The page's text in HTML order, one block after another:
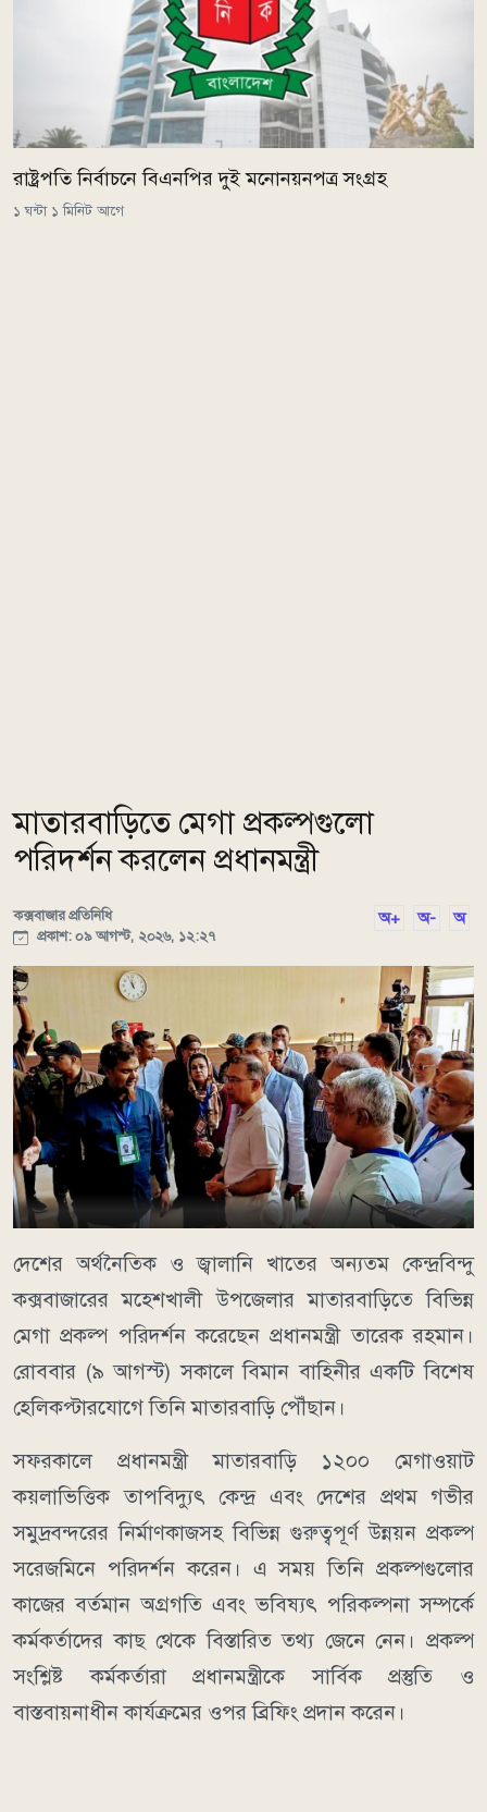
রাষ্ট্রপতি নির্বাচনে বিএনপির দুই মনোনয়নপত্র সংগ্রহ
১ ঘন্টা ১ মিনিট আগে
মাতারবাড়িতে মেগা প্রকল্পগুলো
পরিদর্শন করলেন প্রধানমন্ত্রী
কক্সবাজার প্রতিনিধি
প্রকাশ: ০৯ আগস্ট, ২০২৬, ১২:২৭
অ+ অ- অ
দেশের অর্থনৈতিক ও জ্বালানি খাতের অন্যতম কেন্দ্রবিন্দু
কক্সবাজারের মহেশখালী উপজেলার মাতারবাড়িতে বিভিন্ন
মেগা প্রকল্প পরিদর্শন করেছেন প্রধানমন্ত্রী তারেক রহমান।
রোববার (৯ আগস্ট) সকালে বিমান বাহিনীর একটি বিশেষ
হেলিকপ্টারযোগে তিনি মাতারবাড়ি পৌঁছান।
সফরকালে প্রধানমন্ত্রী মাতারবাড়ি ১২০০ মেগাওয়াট
কয়লাভিত্তিক তাপবিদ্যুৎ কেন্দ্র এবং দেশের প্রথম গভীর
সমুদ্রবন্দরের নির্মাণকাজসহ বিভিন্ন গুরুত্বপূর্ণ উন্নয়ন প্রকল্প
সরেজমিনে পরিদর্শন করেন। এ সময় তিনি প্রকল্পগুলোর
কাজের বর্তমান অগ্রগতি এবং ভবিষ্যৎ পরিকল্পনা সম্পর্কে
কর্মকর্তাদের কাছ থেকে বিস্তারিত তথ্য জেনে নেন। প্রকল্প
সংশ্লিষ্ট কর্মকর্তারা প্রধানমন্ত্রীকে সার্বিক প্রস্তুতি ও
বাস্তবায়নাধীন কার্যক্রমের ওপর ব্রিফিং প্রদান করেন।